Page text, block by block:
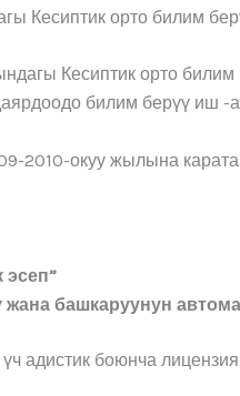
Кесиптик орто билим
Кесиптик орто
билим берүү иш -
2010-окуу жылына
эсеп”
башкаруунун
адистик боюнча